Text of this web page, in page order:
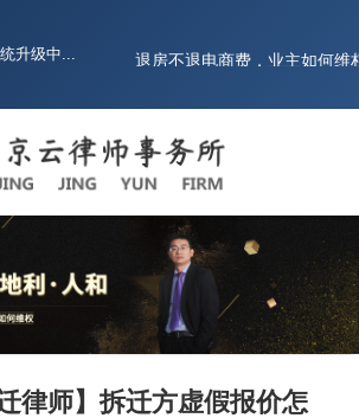
升级中...
退房不退电商费，业主如何维
超过诉讼时效，买房人能否
全面胜诉!房山世界名园逾期
购买商铺起纠纷，究竟是谁违
退房不退电商费，业主如何维
（商品房虚假宣传）商品房销
超过诉讼时效，买房人能否
律师】拆迁方虚假报价怎